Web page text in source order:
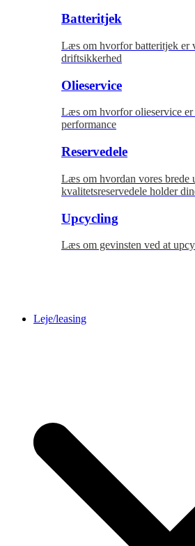
Batteritjek
Læs om hvorfor batteritjek er
driftsikkerhed
Olieservice
Læs om hvorfor olieservice er
performance
Reservedele
Læs om hvordan vores brede
kvalitetsreservedele holder
Upcycling
Læs om gevinsten ved at
Leje/leasing